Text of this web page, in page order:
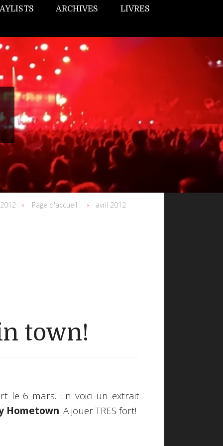
ARCHIVES LIVRES
Page d'accueil avril 2012
town!
le 6 mars. En voici un extrait
Hometown. A jouer TRES fort!